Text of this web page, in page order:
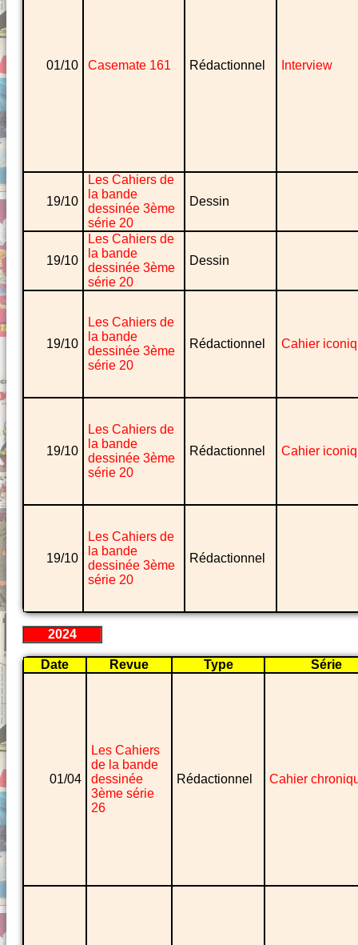
01/10 Casemate 161 Rédactionnel Interview
19/10
Les Cahiers de
la bande
dessinée 3ème
série 20
Dessin
19/10
Les Cahiers de
la bande
dessinée 3ème
série 20
Dessin
19/10
Les Cahiers de
la bande
dessinée 3ème
série 20
Rédactionnel Cahier
19/10
Les Cahiers de
la bande
dessinée 3ème
série 20
Rédactionnel Cahier
19/10
Les Cahiers de
la bande
dessinée 3ème
série 20
Rédactionnel
2024
Date Revue Type Série
01/04
Les Cahiers
de la bande
dessinée
3ème série
26
Rédactionnel Cahier